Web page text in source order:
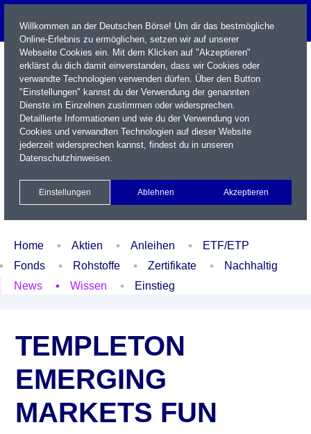
Name / WKN / ISIN / Kürzel
Xetra Realtime
Watchlist Portfolio Login
Home Aktien Anleihen
ETF/ETP
Fonds
Rohstoffe Zertifikate
Nachhaltig
News
Wissen Einstieg
TEMPLETON
EMERGING
MARKETS FUN
Willkommen an der Deutschen Börse! Um dir das bestmögliche
Online-Erlebnis zu ermöglichen, setzen wir auf unserer
Webseite Cookies ein. Mit dem Klicken auf "Akzeptieren"
erklärst du dich damit einverstanden, dass wir Cookies oder
verwandte Technologien verwenden dürfen. Über den Button
"Einstellungen" kannst du der Verwendung der genannten
Dienste im Einzelnen zustimmen oder widersprechen.
Detaillierte Informationen und wie du der Verwendung von
Cookies und verwandten Technologien auf dieser Website
jederzeit widersprechen kannst, findest du in unseren
Datenschutzhinweisen.
Einstellungen Ablehnen Akzeptieren